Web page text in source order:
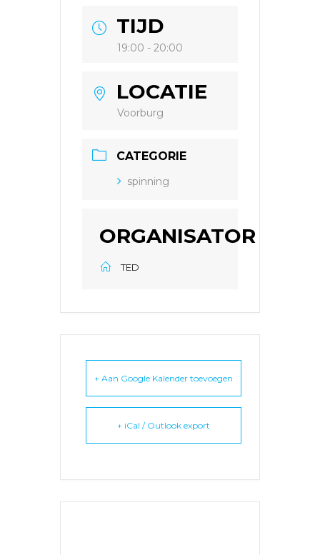
TIJD
19:00 - 20:00
LOCATIE
Voorburg
CATEGORIE
spinning
ORGANISATOR
TED
+ Aan Google Kalender toevoegen
+ iCal / Outlook export